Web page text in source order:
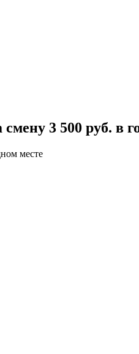
3 500 руб. в
месте